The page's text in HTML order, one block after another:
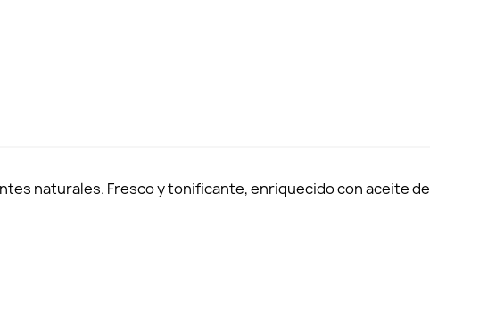
naturales. Fresco y tonificante, enriquecido con aceite de